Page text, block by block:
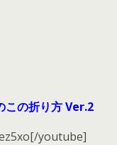
この折り方 Ver.2
youtube]